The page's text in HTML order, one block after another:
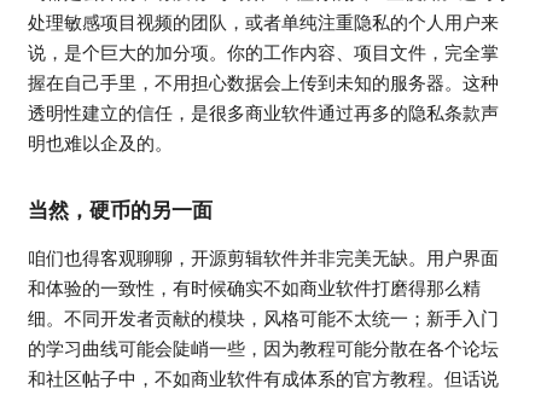
处理敏感项目视频的团队，或者单纯注重隐私的个人用户来
说，是个巨大的加分项。你的工作内容、项目文件，完全掌
握在自己手里，不用担心数据会上传到未知的服务器。这种
透明性建立的信任，是很多商业软件通过再多的隐私条款声
明也难以企及的。
当然，硬币的另一面
咱们也得客观聊聊，开源剪辑软件并非完美无缺。用户界面
和体验的一致性，有时候确实不如商业软件打磨得那么精
细。不同开发者贡献的模块，风格可能不太统一；新手入门
的学习曲线可能会陡峭一些，因为教程可能分散在各个论坛
和社区帖子中，不如商业软件有成体系的官方教程。但话说